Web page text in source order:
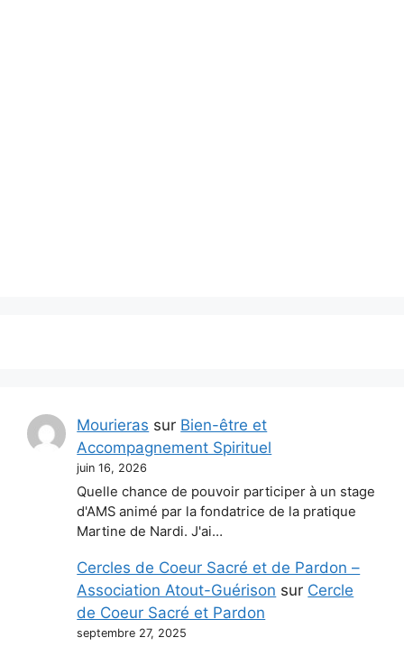
Mourieras sur Bien-être et
Accompagnement Spirituel
juin 16, 2026
Quelle chance de pouvoir participer à un stage
d'AMS animé par la fondatrice de la pratique
Martine de Nardi. J'ai…
Cercles de Coeur Sacré et de Pardon –
Association Atout-Guérison sur Cercle
de Coeur Sacré et Pardon
septembre 27, 2025